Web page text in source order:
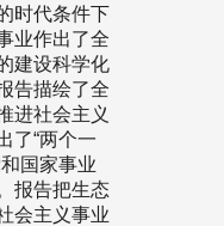
时代条件下
业作出了全
建设科学化
告描绘了全
进社会主义
了“两个一
国家事业
报告把生态
会主义事业